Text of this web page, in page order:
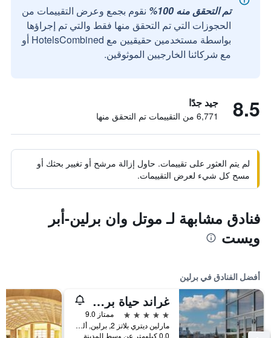
تم التحقق منه 100%
نقوم بجمع وعرض التقييمات من
الحجوزات التي تم التحقق منها فقط والتي تم إجراؤها
بواسطة مستخدمين حقيقيين مع HotelsCombined أو
مع شركائنا الخارجيين الموثوقين.
8.5 جيد جدًا
6,771 من التقييمات تم التحقق منها
لم يتم العثور على تقييمات. حاول إزالة مرشح أو تغيير بحثك أو
مسح كل شيء لعرض التقييمات.
فنادق مشابهة لـ موتل وان برلين-أبر
ويست
أفضل الفنادق في برلين
غراند حياة برلين
5 نجوم
ممتاز 9.0
مارلين ديتري بلاتز 2, برلين, ألمانيا
0.0 كيلومتر عن وسط المدينة